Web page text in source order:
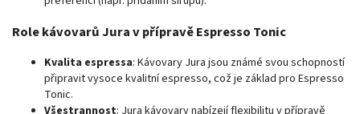
Role kávovarů Jura v přípravě Espresso Tonic
Kvalita espressa: Kávovary Jura jsou známé svou schopností
připravit vysoce kvalitní espresso, což je základ pro Espresso
Tonic.